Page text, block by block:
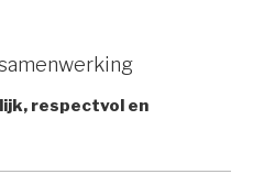
respectvol en